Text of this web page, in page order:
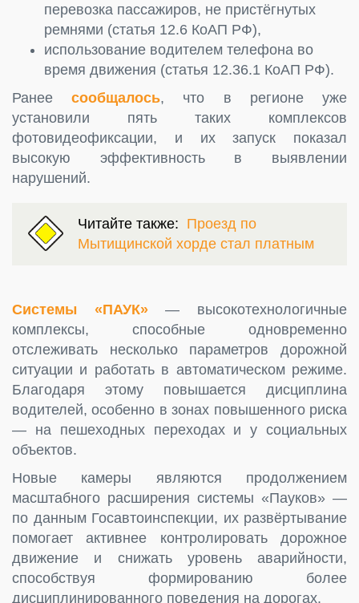
перевозка пассажиров, не пристёгнутых
ремнями (статья 12.6 КоАП РФ),
использование водителем телефона во
время движения (статья 12.36.1 КоАП РФ).
Ранеесообщалось, что в регионе уже
установили пять таких комплексов
фотовидеофиксации, и их запуск показал
высокую эффективность в выявлении
нарушений.
Читайте также: Проезд по
Мытищинской хорде стал платным
Системы «ПАУК»— высокотехнологичные
комплексы, способные одновременно
отслеживать несколько параметров дорожной
ситуации и работать в автоматическом режиме.
Благодаря этому повышается дисциплина
водителей, особенно в зонах повышенного риска
— на пешеходных переходах и у социальных
объектов.
Новые камеры являются продолжением
масштабного расширения системы «Пауков» —
по данным Госавтоинспекции, их развёртывание
помогает активнее контролировать дорожное
движение и снижать уровень аварийности,
способствуя формированию более
дисциплинированного поведения на дорогах.